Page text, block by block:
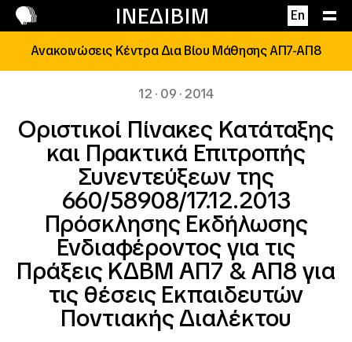
ΙΝΕΔΙΒΙΜ En
Επικοινωνία
Ανακοινώσεις Κέντρα Δια Βίου Μάθησης ΑΠ7-ΑΠ8
12 · 09 · 2014
Οριστικοί Πίνακες Κατάταξης
και Πρακτικά Επιτροπής
Συνεντεύξεων της
660/58908/17.12.2013
Πρόσκλησης Εκδήλωσης
Ενδιαφέροντος για τις
Πράξεις ΚΔΒΜ ΑΠ7 & ΑΠ8 για
τις θέσεις Εκπαιδευτών
Ποντιακής Διαλέκτου